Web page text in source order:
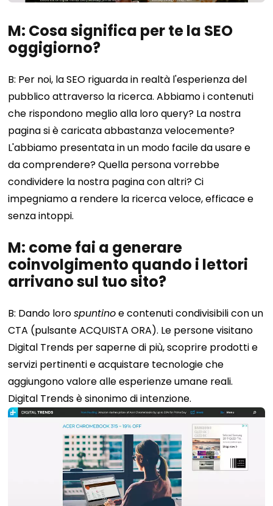
M: Cosa significa per te la SEO
oggigiorno?
B: Per noi, la SEO riguarda in realtà l'esperienza del
pubblico attraverso la ricerca. Abbiamo i contenuti
che rispondono meglio alla loro query? La nostra
pagina si è caricata abbastanza velocemente?
L'abbiamo presentata in un modo facile da usare e
da comprendere? Quella persona vorrebbe
condividere la nostra pagina con altri? Ci
impegniamo a rendere la ricerca veloce, efficace e
senza intoppi.
M: come fai a generare
coinvolgimento quando i lettori
arrivano sul tuo sito?
B: Dando lorospuntinoe contenuti condivisibili con un
CTA (pulsante ACQUISTA ORA). Le persone visitano
Digital Trends per saperne di più, scoprire prodotti e
servizi pertinenti e acquistare tecnologie che
aggiungono valore alle esperienze umane reali.
Digital Trends è sinonimo di intenzione.